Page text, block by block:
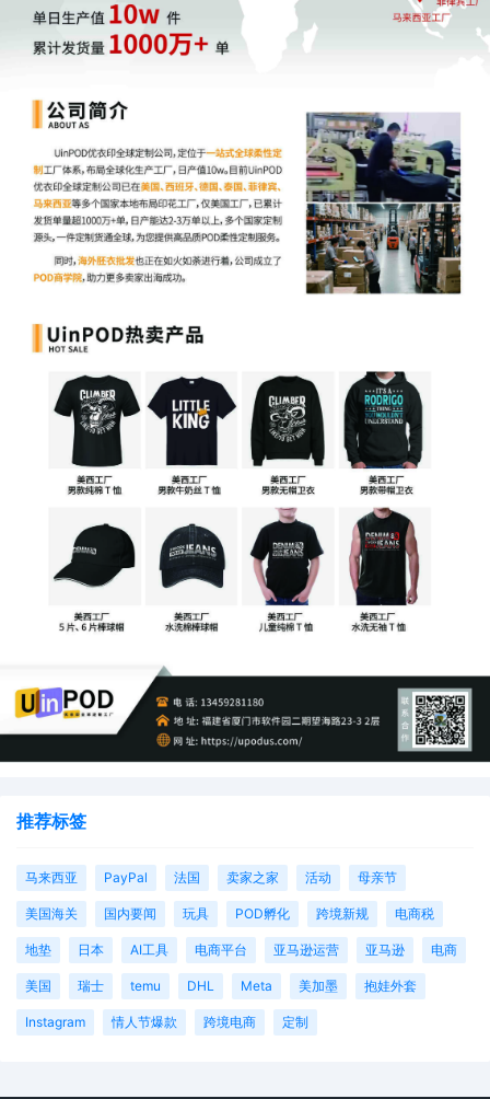
推荐标签
马来西亚 PayPal 法国 卖家之家 活动 母亲节
美国海关 国内要闻 玩具 POD孵化 跨境新规 电商税
地垫 日本 AI工具 电商平台 亚马逊运营 亚马逊 电商
美国 瑞士 temu DHL Meta 美加墨 抱娃外套
Instagram 情人节爆款 跨境电商 定制